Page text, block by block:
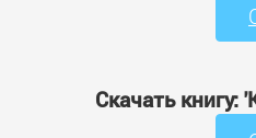
Скачать книгу: